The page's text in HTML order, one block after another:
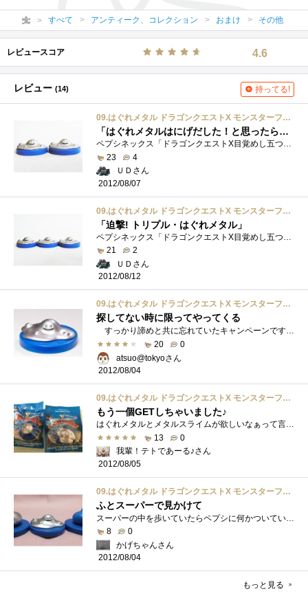
すべて アンティーク、コレクション おまけ その他
レビュースコア 4.6
レビュー (14) 持ってる!
09.はぐれメタル ドラゴンクエストX モンスターフィギュアコレクション
「はぐれメタルはにげだした！と思ったらもう一匹いた！！」
ペプシネックス「ドラゴンクエストX目覚めし五つの種族オンラインモンスターフィギュアコレクション」の「09.はぐれメタル」の2個目ですいまさ...
23
4
ＵＤさん
2012/08/07
09.はぐれメタル ドラゴンクエストX モンスターフィギュアコレクション
「迫撃! トリプル・はぐれメタル」
21
2
ＵＤさん
2012/08/12
09.はぐれメタル ドラゴンクエストX モンスターフィギュアコレクション
探してない時に限ってやってくる
すっかり諦めと共に忘れていたキャンペーンですが、旅行の帰りに家に帰るコールするとスーパーでの買い物を頼まれました。 そして通りか�...
20
0
atsuo@tokyoさん
2012/08/04
09.はぐれメタル ドラゴンクエストX モンスターフィギュアコレクション
もう一個GETしちゃいました♪
はぐれメタルとメタルスライムが欲しいなぁって言ってたら知り合いがGETしてくれました♪この２個は大事にしまっておこう！！！
13
0
我輩！テトであーる♪さん
2012/08/05
09.はぐれメタル ドラゴンクエストX モンスターフィギュアコレクション
ふとスーパーで見かけて
8
0
かげちゃんさん
2012/08/04
もっと見る